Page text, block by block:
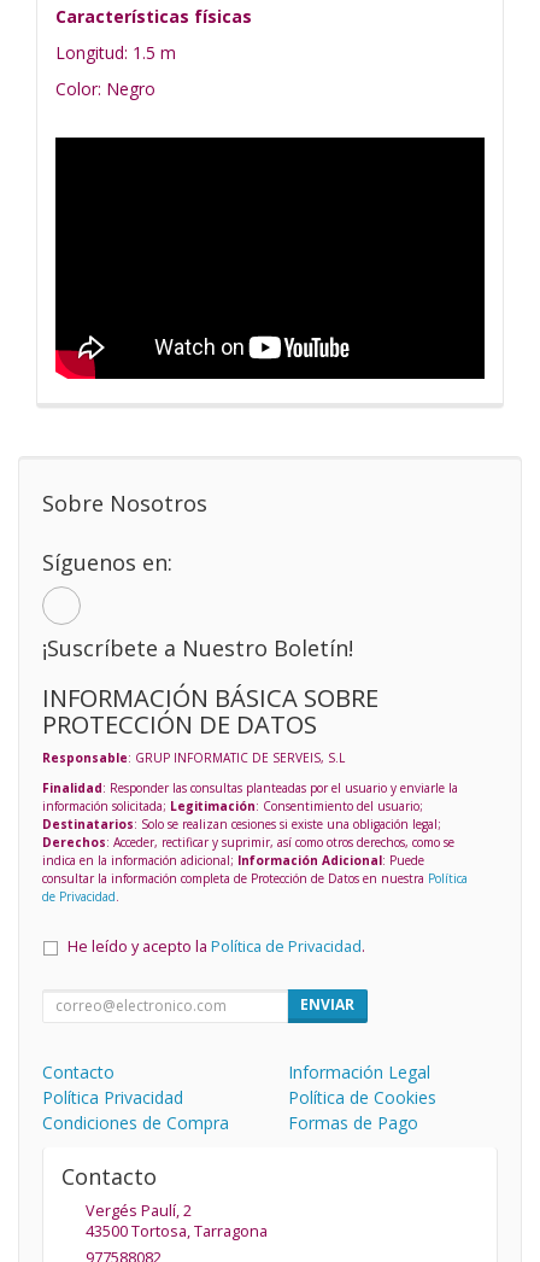
Características físicas
Longitud: 1.5 m
Color: Negro
Sobre Nosotros
Síguenos en:
¡Suscríbete a Nuestro Boletín!
INFORMACIÓN BÁSICA SOBRE
PROTECCIÓN DE DATOS
Responsable: GRUP INFORMATIC DE SERVEIS, S.L
Finalidad: Responder las consultas planteadas por el usuario y enviarle la
información solicitada; Legitimación: Consentimiento del usuario;
Destinatarios: Solo se realizan cesiones si existe una obligación legal;
Derechos: Acceder, rectificar y suprimir, así como otros derechos, como se
indica en la información adicional; Información Adicional: Puede
consultar la información completa de Protección de Datos en nuestra Política
de Privacidad.
He leído y acepto la Política de Privacidad.
ENVIAR
Contacto
Información Legal
Política Privacidad
Política de Cookies
Condiciones de Compra
Formas de Pago
Contacto
Vergés Paulí, 2
43500Tortosa,Tarragona
977588082